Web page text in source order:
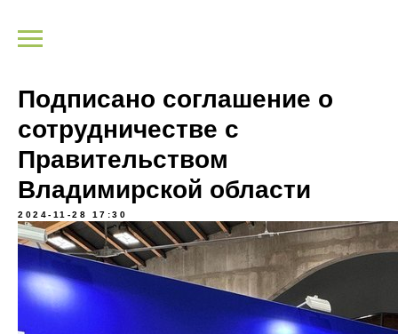
Подписано соглашение о
сотрудничестве с
Правительством
Владимирской области
2024-11-28 17:30